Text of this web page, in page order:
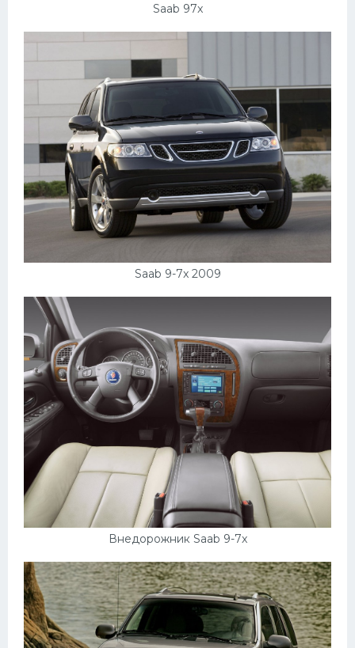
Saab 97x
Saab 9-7x 2009
Внедорожник Saab 9-7x
Лодки
Шкода
Мазда
Самокаты
Велосипеды
Рено
Прогулочные суда
Камаз
Автобусы
Хонда
Грузовики
Шевроле
УАЗ
Кадиллак
Автокемпер
Поезда
Мотоциклы
Ямаха